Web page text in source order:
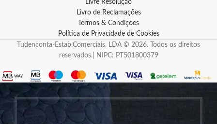
Livre Resolução
Livro de Reclamações
Termos & Condições
Política de Privacidade de Cookies
Tudenconta-Estab.Comerciais, LDA © 2026. Todos os direitos
reservados.| NIPC: PT501800379